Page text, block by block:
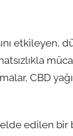
etkileyen,
CBD
edilen